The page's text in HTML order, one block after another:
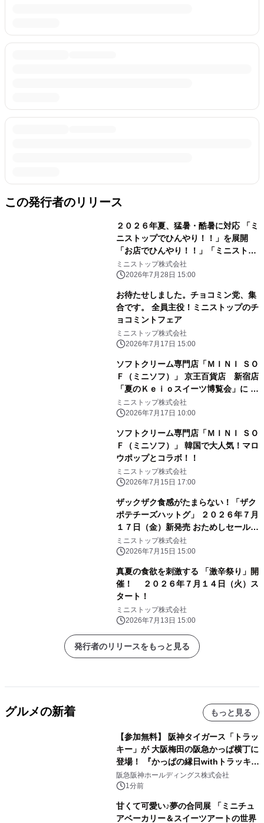
この発行者のリリース
２０２６年夏、猛暑・酷暑に対応 「ミ
ニストップでひんやり！！」を展開
「お店でひんやり！！」「ミニストッ
プアプリでひんやり！！」「おうちで
ひんやり！！」
ミニストップ株式会社
2026年7月28日 15:00
お待たせしました。チョコミン党、集
合です。 全員主役！ミニストップのチ
ョコミントフェア
ミニストップ株式会社
2026年7月17日 15:00
ソフトクリーム専門店「ＭＩＮＩ ＳＯ
Ｆ（ミニソフ）」 京王百貨店 新宿店
「夏のＫｅｉｏスイーツ博覧会」に ２
０２６年７月１７日（金）～出店
ミニストップ株式会社
2026年7月17日 10:00
ソフトクリーム専門店「ＭＩＮＩ ＳＯ
Ｆ（ミニソフ）」 韓国で大人気！マロ
ウポップとコラボ！！
ミニストップ株式会社
2026年7月15日 17:00
ザックザク食感がたまらない！「ザク
ポテチーズハットグ」 ２０２６年７月
１７日（金）新発売 おためしセール７
日間 ミニストップ予定本体価格から
２０円引き！
ミニストップ株式会社
2026年7月15日 15:00
真夏の食欲を刺激する 「激辛祭り」開
催！ ２０２６年７月１４日（火）ス
タート！
ミニストップ株式会社
2026年7月13日 15:00
発行者のリリースをもっと見る
グルメの新着 もっと見る
【参加無料】 阪神タイガース「トラッ
キー」が 大阪梅田の阪急かっぱ横丁に
登場！ 『かっぱの縁日withトラッキ
ー』
阪急阪神ホールディングス株式会社
1分前
甘くて可愛い♪夢の合同展 「ミニチュ
アベーカリー＆スイーツアートの世界